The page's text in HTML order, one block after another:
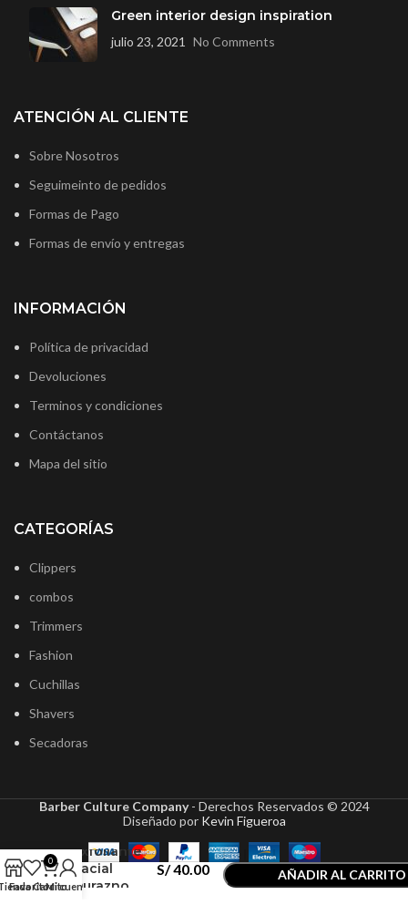
Green interior design inspiration
julio 23, 2021 No Comments
ATENCIÓN AL CLIENTE
Sobre Nosotros
Seguimeinto de pedidos
Formas de Pago
Formas de envío y entregas
INFORMACIÓN
Política de privacidad
Devoluciones
Terminos y condiciones
Contáctanos
Mapa del sitio
CATEGORÍAS
Clippers
combos
Trimmers
Fashion
Cuchillas
Shavers
Secadoras
Barber Culture Company- Derechos Reservados © 2024
Diseñado por Kevin Figueroa
Exfoliante
Facial
Durazno
S/40.00
AÑADIR AL CARRITO
Favoritos
0
Carrito
Mi cuenta